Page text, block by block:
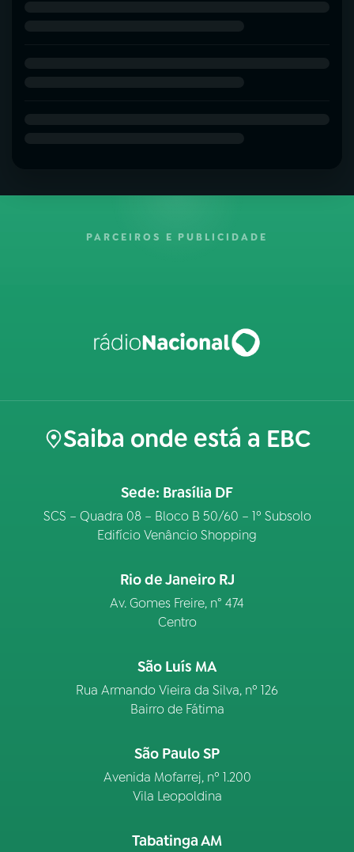
PARCEIROS E PUBLICIDADE
Saiba onde está a EBC
Sede: Brasília DF
SCS – Quadra 08 – Bloco B 50/60 – 1º Subsolo
Edifício Venâncio Shopping
Rio de Janeiro RJ
Av. Gomes Freire, n° 474
Centro
São Luís MA
Rua Armando Vieira da Silva, nº 126
Bairro de Fátima
São Paulo SP
Avenida Mofarrej, nº 1.200
Vila Leopoldina
Tabatinga AM